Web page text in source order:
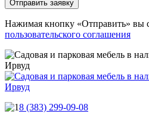
Нажимая кнопку «Отправить» вы
пользовательского соглашения
8 (383) 299-09-08